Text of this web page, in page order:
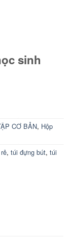
sinh
CƠ BẢN, Hộp
, túi đựng bút, túi